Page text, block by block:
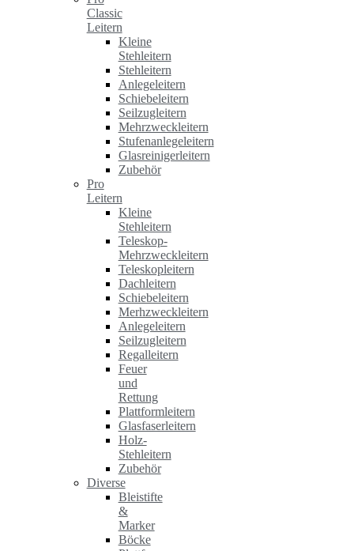
Classic
Leitern
Kleine
Stehleitern
Stehleitern
Anlegeleitern
Schiebeleitern
Seilzugleitern
Mehrzweckleitern
Stufenanlegeleitern
Glasreinigerleitern
Zubehör
Pro
Leitern
Kleine
Stehleitern
Teleskop-
Mehrzweckleitern
Teleskopleitern
Dachleitern
Schiebeleitern
Merhzweckleitern
Anlegeleitern
Seilzugleitern
Regalleitern
Feuer
und
Rettung
Plattformleitern
Glasfaserleitern
Holz-
Stehleitern
Zubehör
Diverse
Bleistifte
&
Marker
Böcke